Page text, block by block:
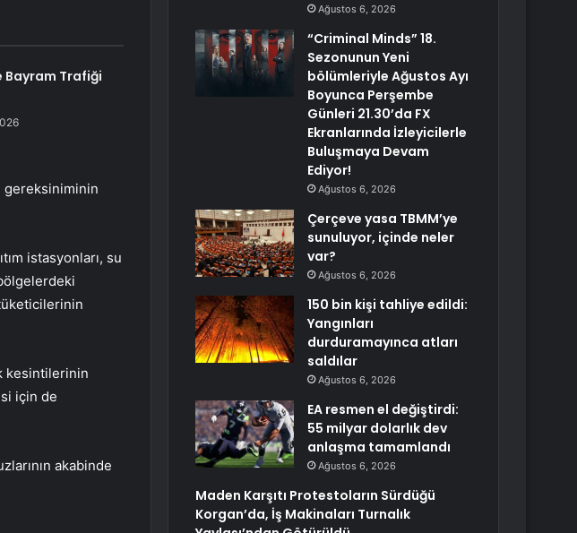
Bayram Trafiği
gereksiniminin
istasyonları, su
kesintilerinin
için de
akabinde
Ağustos 6, 2026
“Criminal Minds” 18.
Sezonunun Yeni
bölümleriyle Ağustos Ayı
Boyunca Perşembe
Günleri 21.30’da FX
Ekranlarında İzleyicilerle
Buluşmaya Devam
Ediyor!
Ağustos 6, 2026
Çerçeve yasa TBMM’ye
sunuluyor, içinde neler
var?
Ağustos 6, 2026
150 bin kişi tahliye edildi:
Yangınları
durduramayınca atları
saldılar
Ağustos 6, 2026
EA resmen el değiştirdi:
55 milyar dolarlık dev
anlaşma tamamlandı
Ağustos 6, 2026
Maden Karşıtı Protestoların Sürdüğü
Korgan’da, İş Makinaları Turnalık